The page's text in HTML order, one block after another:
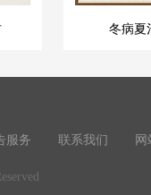
冬病夏
服务 联系我们 网